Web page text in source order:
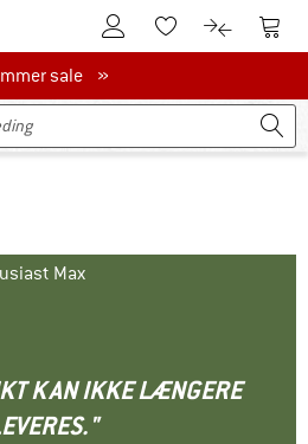
Til kundekontoenTil huskesedlen.
Til Til
salesale »
Max
KAN IKKE LÆNGERE